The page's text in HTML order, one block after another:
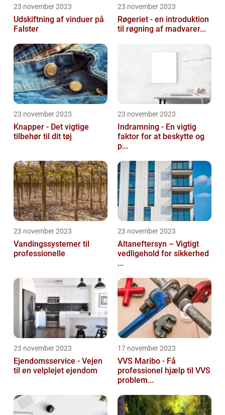
23 november 2023
Udskiftning af vinduer på
Falster
23 november 2023
Røgeriet - en introduktion
til røgning af madvarer...
23 november 2023
Knapper - Det vigtige
tilbehør til dit tøj
23 november 2023
Indramning - En vigtig
faktor for at beskytte og
p...
23 november 2023
Vandingssystemer til
professionelle
23 november 2023
Altaneftersyn – Vigtigt
vedligehold for sikkerhed
...
23 november 2023
Ejendomsservice - Vejen
til en velplejet ejendom
17 november 2023
VVS Maribo - Få
professionel hjælp til VVS
problem...